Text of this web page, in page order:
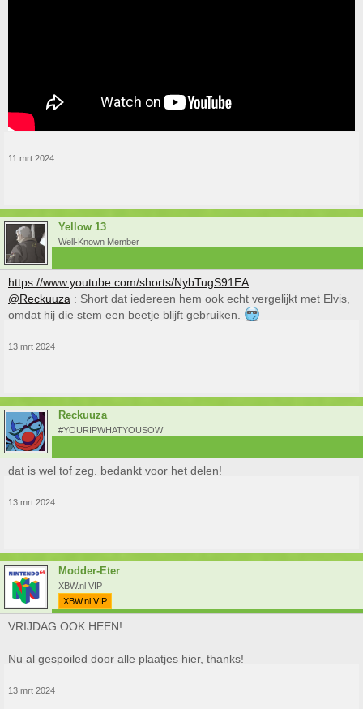
11 mrt 2024
Yellow 13
Well-Known Member
https://www.youtube.com/shorts/NybTugS91EA
@Reckuuza : Short dat iedereen hem ook echt vergelijkt met Elvis,
omdat hij die stem een beetje blijft gebruiken.
13 mrt 2024
Reckuuza
#YOURIPWHATYOUSOW
dat is wel tof zeg. bedankt voor het delen!
13 mrt 2024
Modder-Eter
XBW.nl VIP
XBW.nl VIP
VRIJDAG OOK HEEN!
Nu al gespoiled door alle plaatjes hier, thanks!
13 mrt 2024